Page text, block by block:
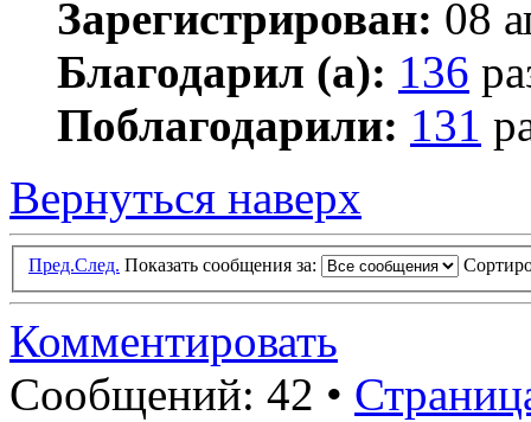
Зарегистрирован: 08
Благодарил (а): 136
Поблагодарили: 131
Вернуться наверх
Пред.След. Показать сообщения за:
Комментировать
Сообщений: 42 •